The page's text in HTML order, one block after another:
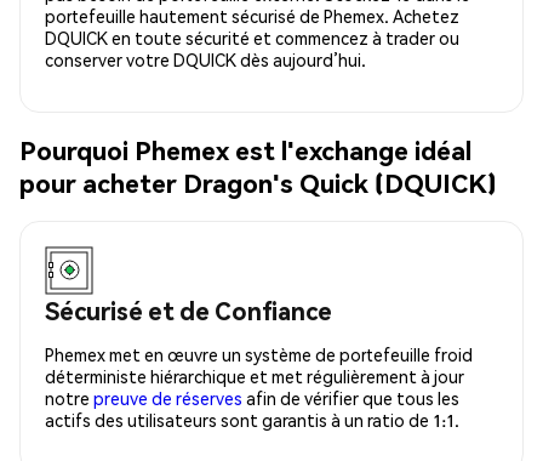
portefeuille hautement sécurisé de Phemex. Achetez
DQUICK en toute sécurité et commencez à trader ou
conserver votre DQUICK dès aujourd’hui.
Pourquoi Phemex est l'exchange idéal
pour acheter Dragon's Quick (DQUICK)
Sécurisé et de Confiance
Phemex met en œuvre un système de portefeuille froid
déterministe hiérarchique et met régulièrement à jour
notre preuve de réserves afin de vérifier que tous les
actifs des utilisateurs sont garantis à un ratio de 1:1.